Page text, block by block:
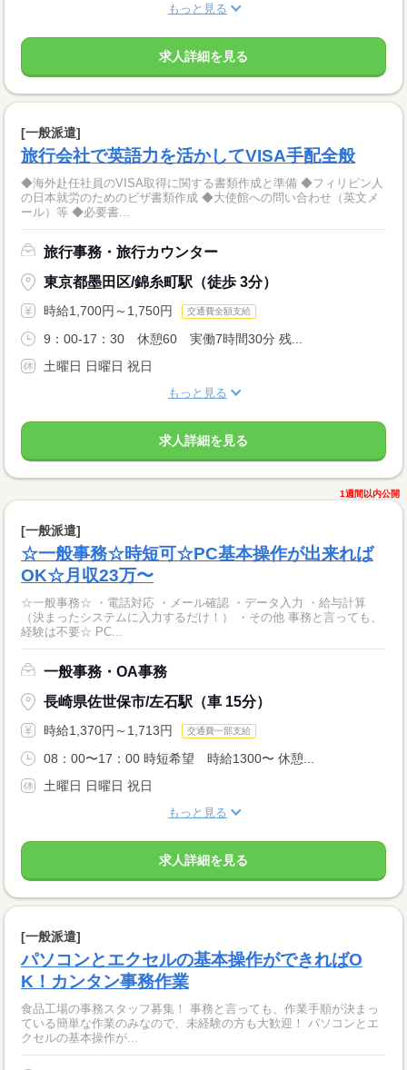
もっと見る
求人詳細を見る
[一般派遣]
旅行会社で英語力を活かしてVISA手配全般
◆海外赴任社員のVISA取得に関する書類作成と準備 ◆フィリピン人
の日本就労のためのビザ書類作成 ◆大使館への問い合わせ（英文メ
ール）等 ◆必要書...
旅行事務・旅行カウンター
東京都墨田区/錦糸町駅（徒歩 3分）
時給1,700円～1,750円 交通費全額支給
9：00‐17：30 休憩60 実働7時間30分 残...
土曜日 日曜日 祝日
もっと見る
求人詳細を見る
1週間以内公開
[一般派遣]
☆一般事務☆時短可☆PC基本操作が出来れば
OK☆月収23万〜
☆一般事務☆ ・電話対応 ・メール確認 ・データ入力 ・給与計算
（決まったシステムに入力するだけ！） ・その他 事務と言っても、
経験は不要☆ PC...
一般事務・OA事務
長崎県佐世保市/左石駅（車 15分）
時給1,370円～1,713円 交通費一部支給
08：00〜17：00 時短希望 時給1300〜 休憩...
土曜日 日曜日 祝日
もっと見る
求人詳細を見る
[一般派遣]
パソコンとエクセルの基本操作ができればO
K！カンタン事務作業
食品工場の事務スタッフ募集！ 事務と言っても、作業手順が決まっ
ている簡単な作業のみなので、未経験の方も大歓迎！ パソコンとエ
クセルの基本操作が...